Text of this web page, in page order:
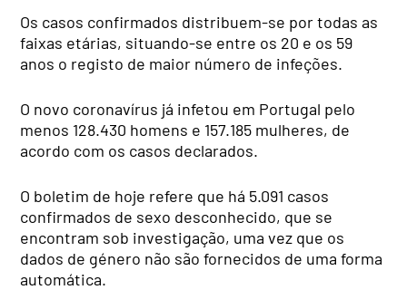
Os casos confirmados distribuem-se por todas as
faixas etárias, situando-se entre os 20 e os 59
anos o registo de maior número de infeções.
O novo coronavírus já infetou em Portugal pelo
menos 128.430 homens e 157.185 mulheres, de
acordo com os casos declarados.
O boletim de hoje refere que há 5.091 casos
confirmados de sexo desconhecido, que se
encontram sob investigação, uma vez que os
dados de género não são fornecidos de uma forma
automática.